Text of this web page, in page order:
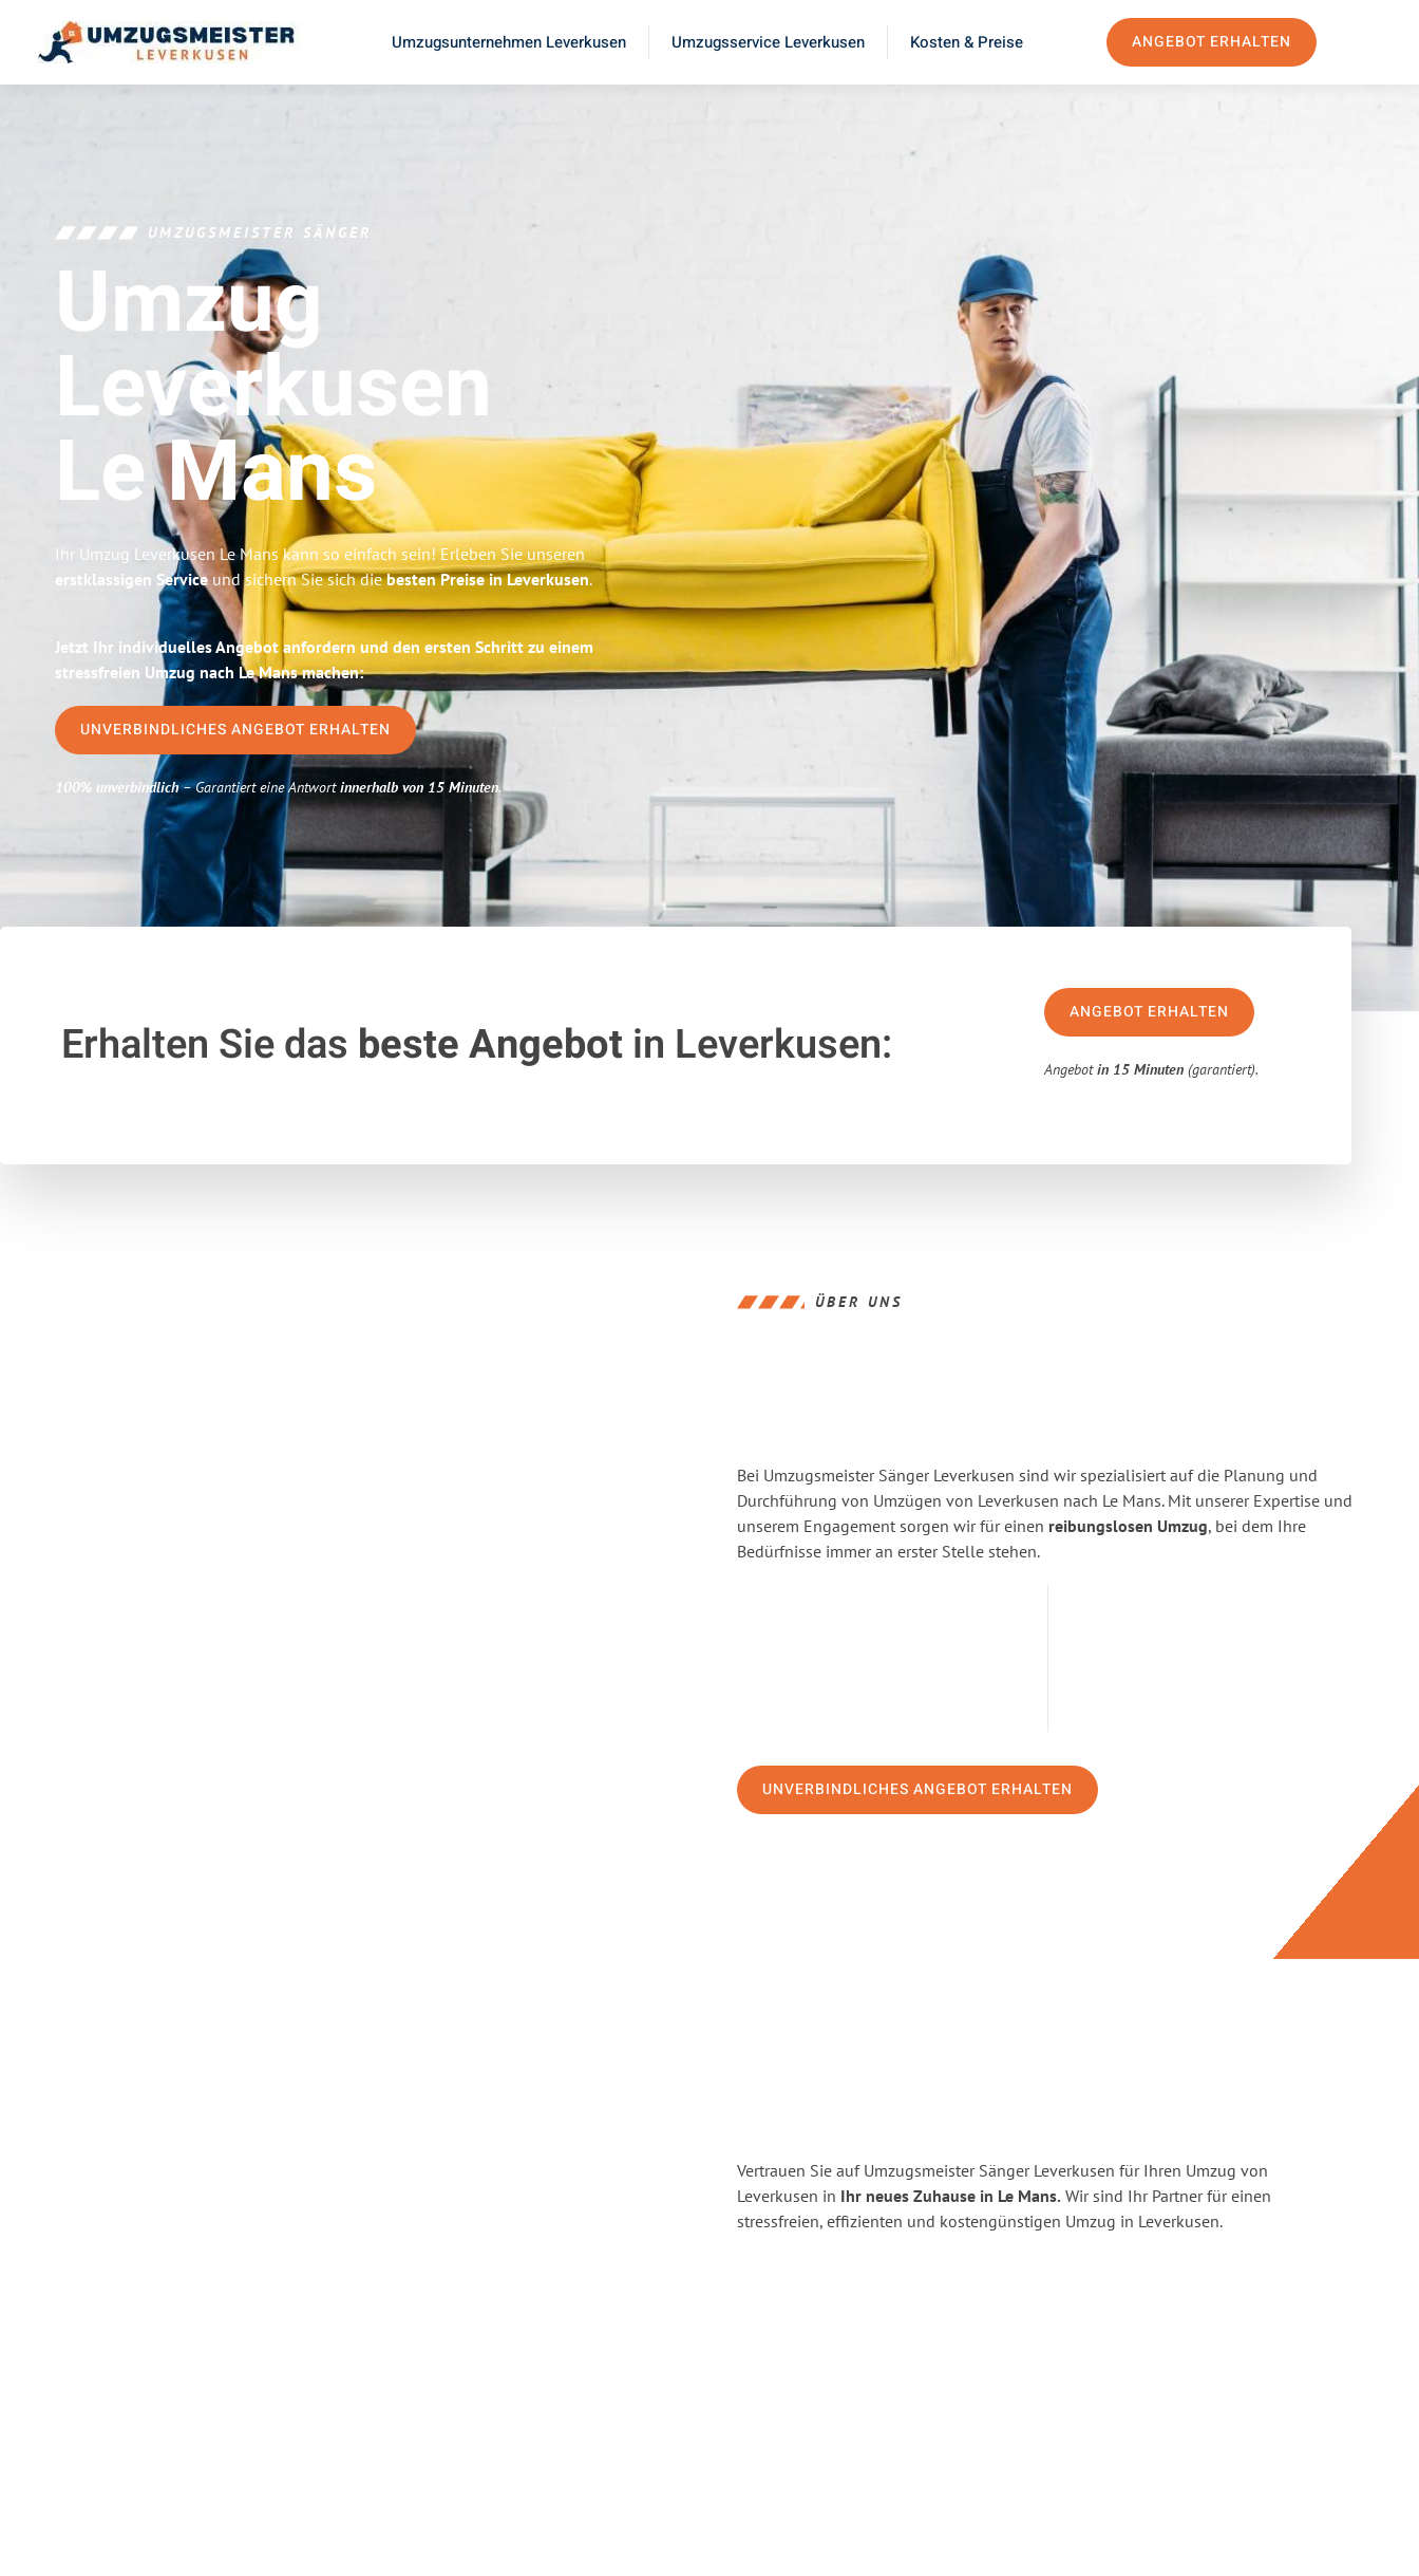
Umzugsunternehmen Leverkusen Umzugsservice Leverkusen Kosten & Preise ANGEBOT ERHALTEN
UMZUGSMEISTER SÄNGER
Umzug
Leverkusen
Le Mans
Ihr Umzug Leverkusen Le Mans kann so einfach sein! Erleben Sie unseren
erstklassigen Serviceund sichern Sie sich diebesten Preise in Leverkusen.
Jetzt Ihr individuelles Angebot anfordern und den ersten Schritt zu einem
stressfreien Umzug nach Le Mans machen:
UNVERBINDLICHES ANGEBOT ERHALTEN
100% unverbindlich– Garantiert eine Antwortinnerhalb von 15 Minuten.
Erhalten Sie das beste Angebotin Leverkusen:
ANGEBOT ERHALTEN
Angebotin 15 Minuten (garantiert).
ÜBER UNS
Bei Umzugsmeister Sänger Leverkusen sind wir spezialisiert auf die Planung und
Durchführung von Umzügen von Leverkusen nach Le Mans. Mit unserer Expertise und
unserem Engagement sorgen wir für einen reibungslosen Umzug, bei dem Ihre
Bedürfnisse immer an erster Stelle stehen.
UNVERBINDLICHES ANGEBOT ERHALTEN
Vertrauen Sie auf Umzugsmeister Sänger Leverkusen für Ihren Umzug von
Leverkusen in Ihr neues Zuhause in Le Mans. Wir sind Ihr Partner für einen
stressfreien, effizienten und kostengünstigen Umzug in Leverkusen.